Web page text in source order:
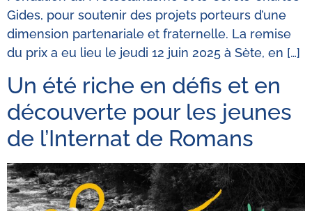
Gides, pour soutenir des projets porteurs d’une
dimension partenariale et fraternelle. La remise
du prix a eu lieu le jeudi 12 juin 2025 à Sète, en […]
Un été riche en défis et en
découverte pour les jeunes
de l’Internat de Romans